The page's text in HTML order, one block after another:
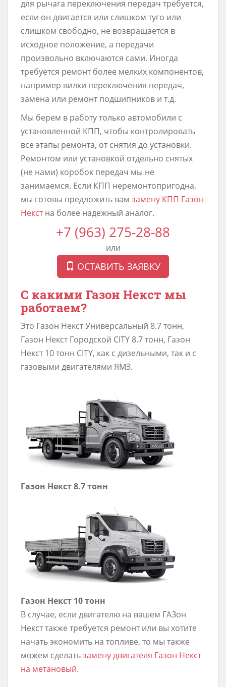
для рычага переключения передач требуется,
если он двигается или слишком туго или
слишком свободно, не возвращается в
исходное положение, а передачи
произвольно включаются сами. Иногда
требуется ремонт более мелких компонентов,
например вилки переключения передач,
замена или ремонт подшипников и т.д.
Мы берем в работу только автомобили с
установленной КПП, чтобы контролировать
все этапы ремонта, от снятия до установки.
Ремонтом или установкой отдельно снятых
(не нами) коробок передач мы не
занимаемся. Если КПП неремонтопригодна,
мы готовы предложить вам замену КПП Газон
Некстна более надежный аналог.
+7 (963) 275-28-88
или
ОСТАВИТЬ ЗАЯВКУ
С какими Газон Некст мы
работаем?
Это Газон Некст Универсальный 8.7 тонн,
Газон Некст Городской CITY 8.7 тонн, Газон
Некст 10 тонн CITY, как с дизельными, так и с
газовыми двигателями ЯМЗ.
Газон Некст 8.7 тонн
Газон Некст 10 тонн
В случае, если двигателю на вашем ГАЗон
Некст также требуется ремонт или вы хотите
начать экономить на топливе, то мы также
можем сделатьзамену двигателя Газон Некст
на метановый.